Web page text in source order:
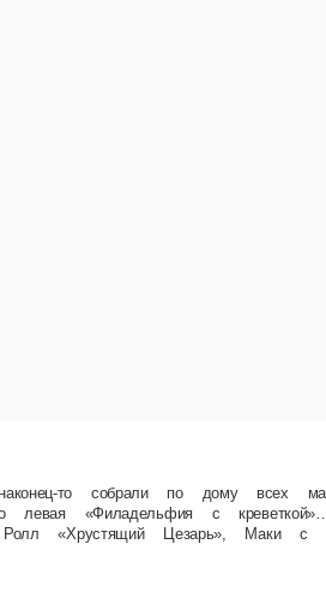
маки-детишек и сели за семейный ужин.
Ролл «Филадельфия с креветкой»,